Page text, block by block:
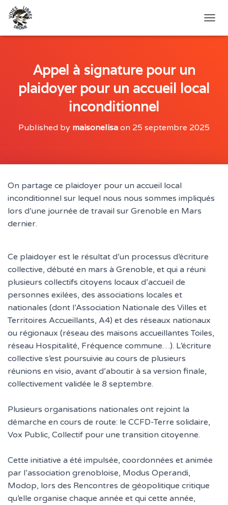
U
I
Appel à signature pour un
plaidoyer pour un accueil local
inconditionnel
Published by maisonelisaon 25 septembre 2025
On partage ce plaidoyer pour un accueil local
inconditionnel sur lequel nous nous sommes impliqués
lors d’une journée de travail sur Grenoble en Mars
dernier.
Ce plaidoyer est le résultat d’un processus d’écriture
collective, débuté en mars à Grenoble, et qui a réuni
plusieurs collectifs citoyens locaux d’accueil de
personnes exilées, des associations locales et
nationales (dont l’Association Nationale des Villes et
Territoires Accueillants, A4) et des réseaux nationaux
ou régionaux (réseau des maisons accueillantes Toiles,
réseau Hospitalité, Fréquence commune…). L’écriture
collective s’est poursuivie au cours de plusieurs
réunions en visio, avant d’aboutir à sa version finale,
collectivement validée le 8 septembre.
Plusieurs organisations nationales ont rejoint la
démarche en cours de route: le CCFD-Terre solidaire,
Vox Public, Collectif pour une transition citoyenne.
Cette initiative a été impulsée, coordonnées et animée
par l’association grenobloise, Modus Operandi,
Modop, lors des Rencontres de géopolitique critique
qu’elle organise chaque année et qui cette année,